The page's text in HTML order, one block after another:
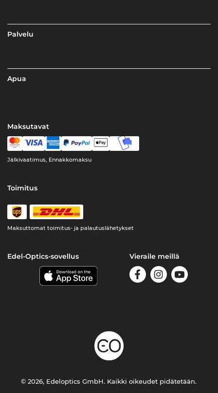
Palvelu
Apua
Maksutavat
Jälkivaatimus, Ennakkomaksu
Toimitus
Maksuttomat toimitus- ja palautuslähetykset
Edel-Optics-sovellus Vieraile meillä
© 2026, Edeloptics GmbH. Kaikki oikeudet pidätetään.